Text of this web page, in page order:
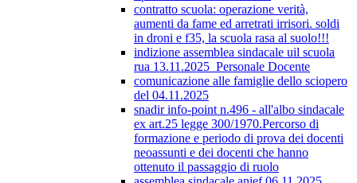
contratto scuola: operazione verità,
aumenti da fame ed arretrati irrisori. soldi
in droni e f35, la scuola rasa al suolo!!!
indizione assemblea sindacale uil scuola
rua 13.11.2025_Personale Docente
comunicazione alle famiglie dello sciopero
del 04.11.2025
snadir info-point n.496 - all'albo sindacale
ex art.25 legge 300/1970.Percorso di
formazione e periodo di prova dei docenti
neoassunti e dei docenti che hanno
ottenuto il passaggio di ruolo